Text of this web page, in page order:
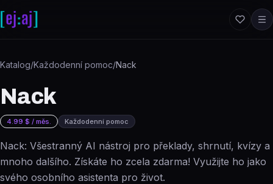
Katalog/Každodenní pomoc/Nack
Nack
4.99 $ / měs. Každodenní pomoc
Nack: Všestranný AI nástroj pro překlady, shrnutí, kvízy a
mnoho dalšího. Získáte ho zcela zdarma! Využijte ho jako
svého osobního asistenta pro život.